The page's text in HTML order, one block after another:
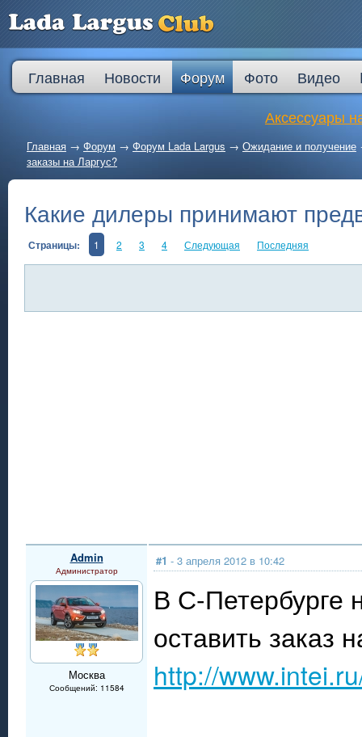
Главная Новости Форум Фото Видео
Аксессуары
Главная → Форум → Форум Lada Largus → Ожидание и получение
заказы на Ларгус?
Какие дилеры принимают
Страницы: 1 2 3 4 Следующая Последняя
Admin
Администратор
Москва
Сообщений: 11584
#1 - 3 апреля 2012 в 10:42
В С-Петербурге
оставить заказ
http://